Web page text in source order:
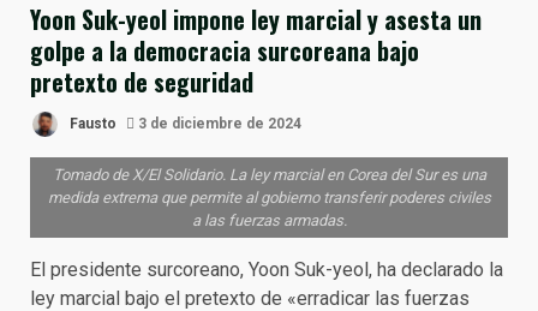
Yoon Suk-yeol impone ley marcial y asesta un
golpe a la democracia surcoreana bajo
pretexto de seguridad
Fausto 3 de diciembre de 2024
Tomado de X/El Solidario. La ley marcial en Corea del Sur es una
medida extrema que permite al gobierno transferir poderes civiles
a las fuerzas armadas.
El presidente surcoreano, Yoon Suk-yeol, ha declarado la
ley marcial bajo el pretexto de «erradicar las fuerzas